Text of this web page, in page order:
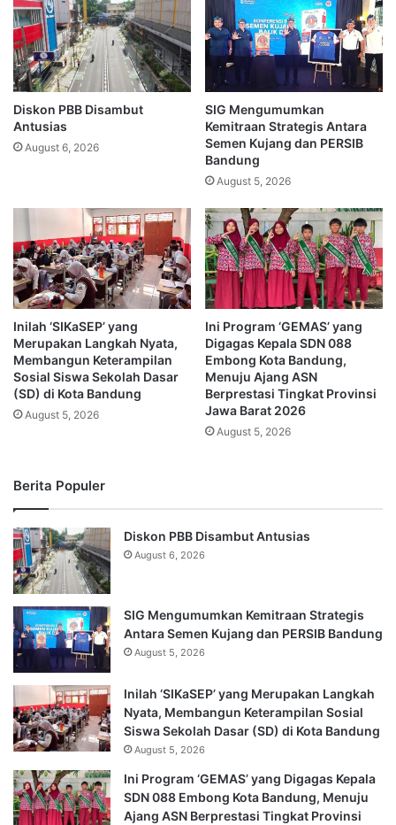
Diskon PBB Disambut
Antusias
August 6, 2026
SIG Mengumumkan
Kemitraan Strategis Antara
Semen Kujang dan PERSIB
Bandung
August 5, 2026
Inilah ‘SIKaSEP’ yang
Merupakan Langkah Nyata,
Membangun Keterampilan
Sosial Siswa Sekolah Dasar
(SD) di Kota Bandung
August 5, 2026
Ini Program ‘GEMAS’ yang
Digagas Kepala SDN 088
Embong Kota Bandung,
Menuju Ajang ASN
Berprestasi Tingkat Provinsi
Jawa Barat 2026
August 5, 2026
Berita Populer
Diskon PBB Disambut Antusias
August 6, 2026
SIG Mengumumkan Kemitraan Strategis
Antara Semen Kujang dan PERSIB Bandung
August 5, 2026
Inilah ‘SIKaSEP’ yang Merupakan Langkah
Nyata, Membangun Keterampilan Sosial
Siswa Sekolah Dasar (SD) di Kota Bandung
August 5, 2026
Ini Program ‘GEMAS’ yang Digagas Kepala
SDN 088 Embong Kota Bandung, Menuju
Ajang ASN Berprestasi Tingkat Provinsi